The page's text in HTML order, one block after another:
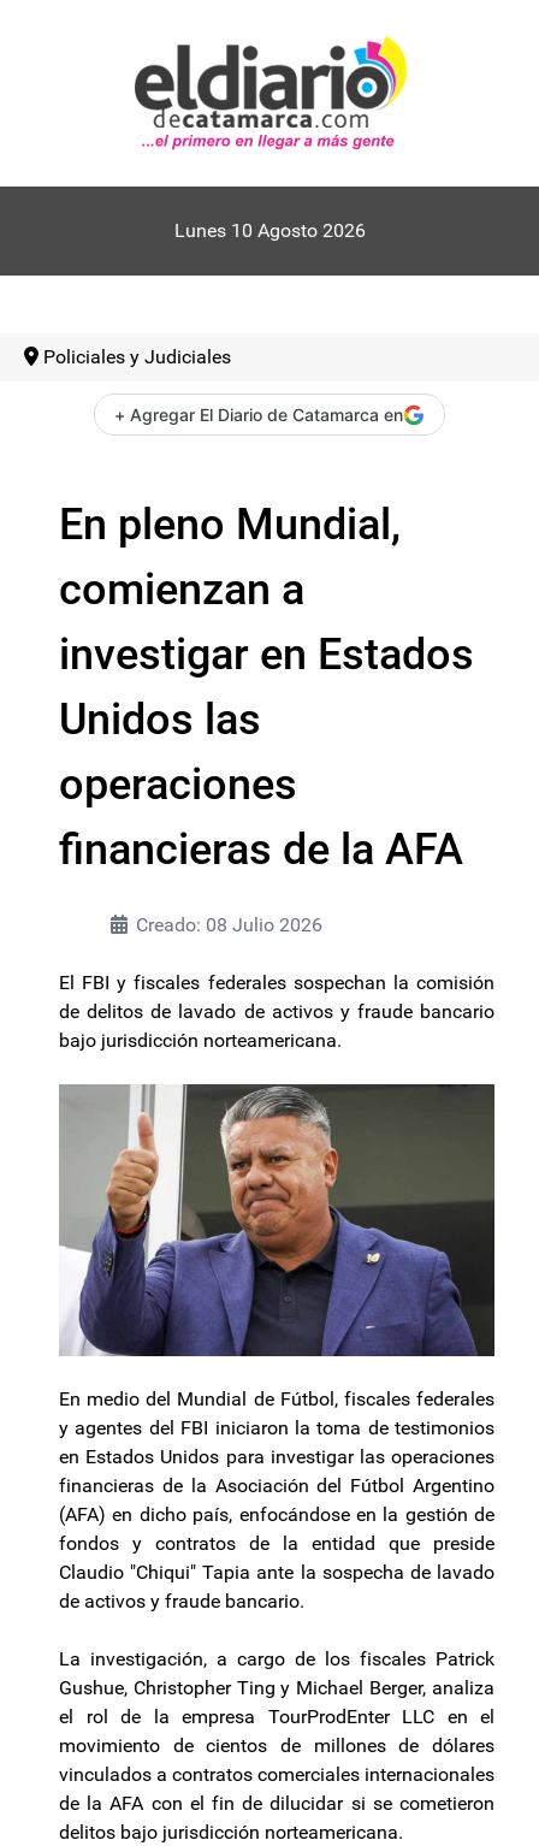
Lunes 10 Agosto 2026
Policiales y Judiciales
+ Agregar El Diario de Catamarca en
En pleno Mundial,
comienzan a
investigar en Estados
Unidos las
operaciones
financieras de la AFA
Creado: 08 Julio 2026
El FBI y fiscales federales sospechan la comisión
de delitos de lavado de activos y fraude bancario
bajo jurisdicción norteamericana.
En medio del Mundial de Fútbol, fiscales federales
y agentes del FBI iniciaron la toma de testimonios
en Estados Unidos para investigar las operaciones
financieras de la Asociación del Fútbol Argentino
(AFA) en dicho país, enfocándose en la gestión de
fondos y contratos de la entidad que preside
Claudio "Chiqui" Tapia ante la sospecha de lavado
de activos y fraude bancario.
La investigación, a cargo de los fiscales Patrick
Gushue, Christopher Ting y Michael Berger, analiza
el rol de la empresa TourProdEnter LLC en el
movimiento de cientos de millones de dólares
vinculados a contratos comerciales internacionales
de la AFA con el fin de dilucidar si se cometieron
delitos bajo jurisdicción norteamericana.